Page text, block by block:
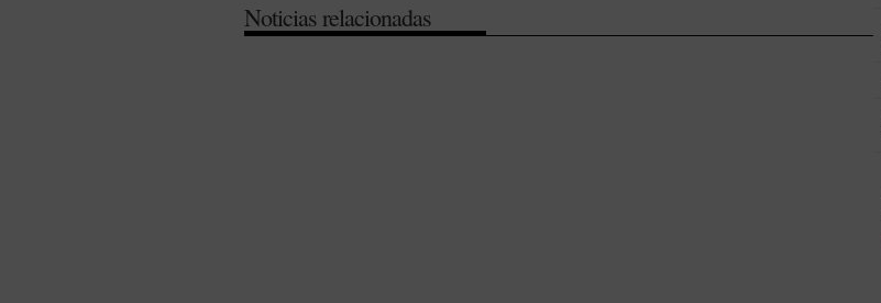
Noticias relacionadas